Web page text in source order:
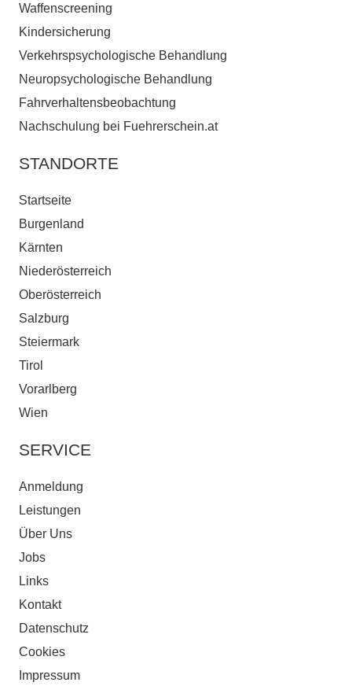
Waffenscreening
Kindersicherung
Verkehrspsychologische Behandlung
Neuropsychologische Behandlung
Fahrverhaltensbeobachtung
Nachschulung bei Fuehrerschein.at
STANDORTE
Startseite
Burgenland
Kärnten
Niederösterreich
Oberösterreich
Salzburg
Steiermark
Tirol
Vorarlberg
Wien
SERVICE
Anmeldung
Leistungen
Über Uns
Jobs
Links
Kontakt
Datenschutz
Cookies
Impressum